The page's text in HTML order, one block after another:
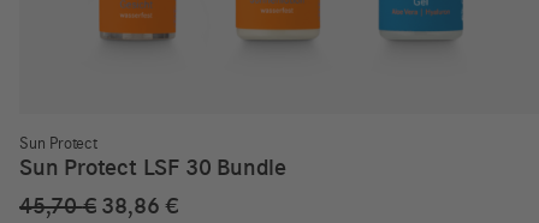
Sun Protect
Sun Protect LSF 30 Bundle
45,70€ Ursprünglicher
38,86€Aktueller